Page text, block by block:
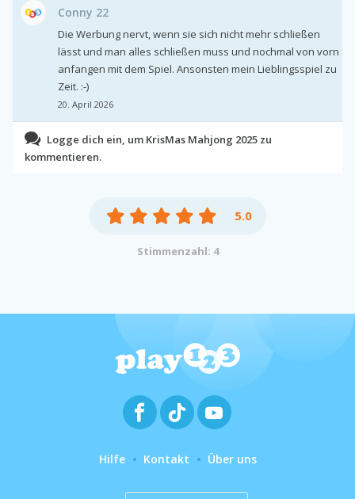
Conny 22
Die Werbung nervt, wenn sie sich nicht mehr schließen
lässt und man alles schließen muss und nochmal von vorn
anfangen mit dem Spiel. Ansonsten mein Lieblingsspiel zu
Zeit. :-)
20. April 2026
Logge dich ein, um KrisMas Mahjong 2025 zu
kommentieren.
5.0
Stimmenzahl: 4
Hilfe Kontakt Über uns